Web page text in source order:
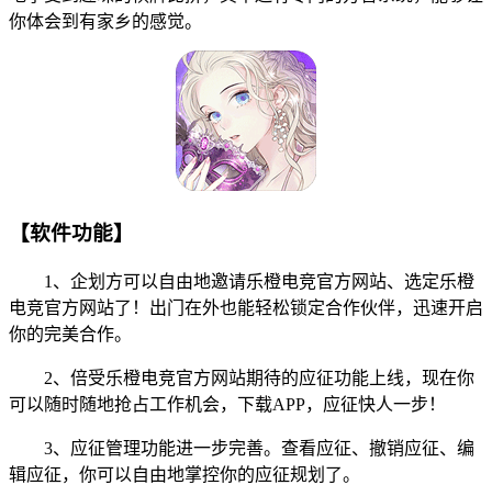
你体会到有家乡的感觉。
【软件功能】
1、企划方可以自由地邀请乐橙电竞官方网站、选定乐橙
电竞官方网站了！出门在外也能轻松锁定合作伙伴，迅速开启
你的完美合作。
2、倍受乐橙电竞官方网站期待的应征功能上线，现在你
可以随时随地抢占工作机会，下载APP，应征快人一步！
3、应征管理功能进一步完善。查看应征、撤销应征、编
辑应征，你可以自由地掌控你的应征规划了。